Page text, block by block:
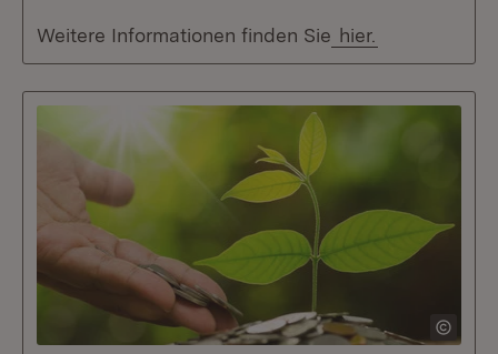
Weitere Informationen finden Sie hier.